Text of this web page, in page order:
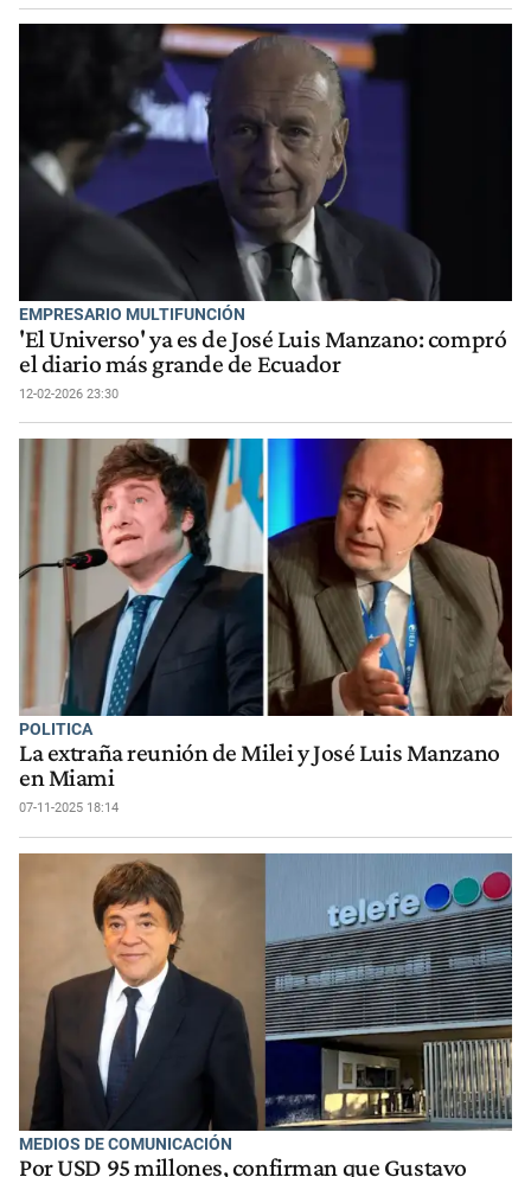
EMPRESARIO MULTIFUNCIÓN
'El Universo' ya es de José Luis Manzano: compró
el diario más grande de Ecuador
12-02-2026 23:30
POLITICA
La extraña reunión de Milei y José Luis Manzano
en Miami
07-11-2025 18:14
MEDIOS DE COMUNICACIÓN
Por USD 95 millones, confirman que Gustavo